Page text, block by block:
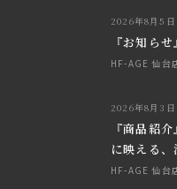
2026年8月5日
『お知ら
HF-AGE 仙台
2026年8月3日
『商品紹
に映える、
HF-AGE 仙台